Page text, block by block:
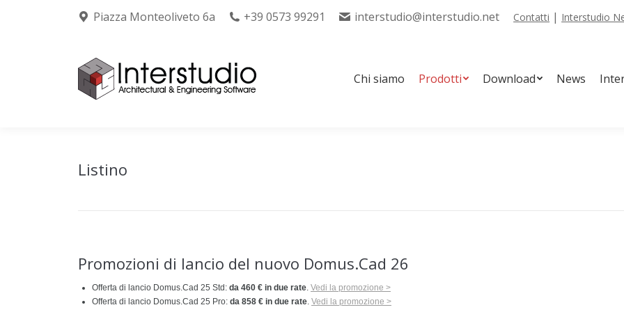
Piazza Monteoliveto 6a +39 0573 99291 interstudio@interstudio.net Contatti | Interstudio
Chi siamo Prodotti Download News
Listino
Promozioni di lancio del nuovo Domus.Cad 26
Offerta di lancio Domus.Cad 25 Std: da 460 € in due rate. Vedi la promozione >
Offerta di lancio Domus.Cad 25 Pro: da 858 € in due rate. Vedi la promozione >